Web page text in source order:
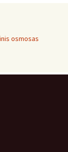
osmosas